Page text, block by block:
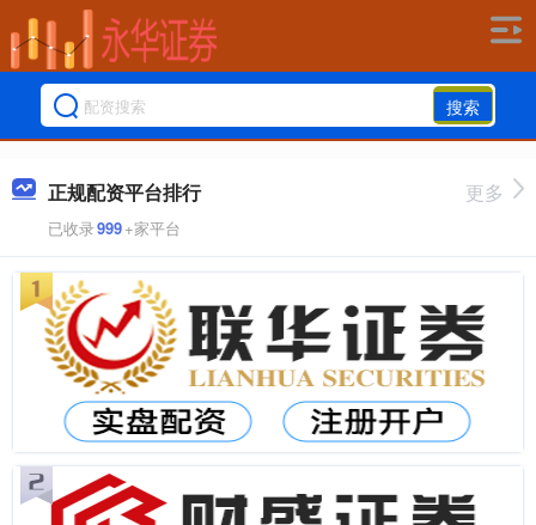
搜索
正规配资平台排行
已收录999+家平台
更多